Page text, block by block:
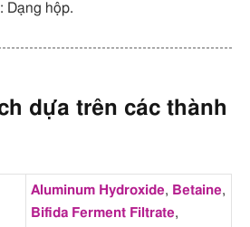
Dạng hộp.
dựa trên các thành
Aluminum Hydroxide, Betaine,
Bifida Ferment Filtrate,